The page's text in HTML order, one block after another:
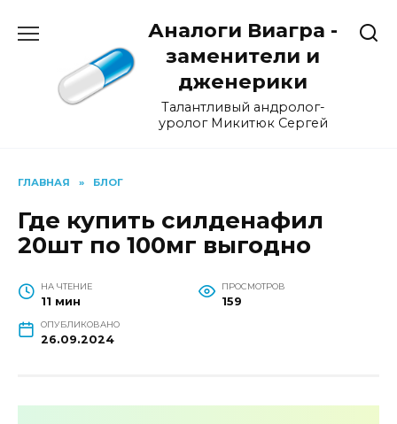
Аналоги Виагра -
заменители и
дженерики
Талантливый андролог-
уролог Микитюк Сергей
ГЛАВНАЯ » БЛОГ
Где купить силденафил
20шт по 100мг выгодно
НА ЧТЕНИЕ
11 мин
ПРОСМОТРОВ
159
ОПУБЛИКОВАНО
26.09.2024